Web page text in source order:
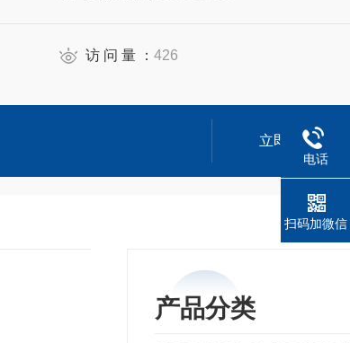
访 问 量 ：426
立即咨询
产品分类
电话
扫码加微信